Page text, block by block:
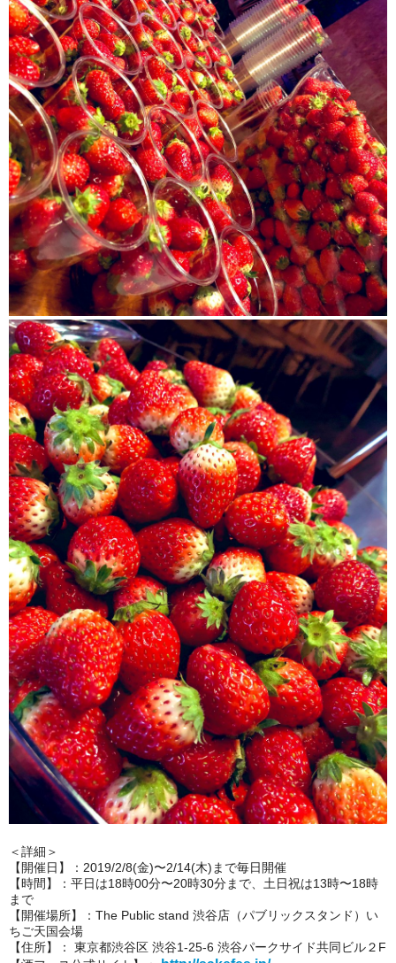
＜詳細＞
【開催日】：2019/2/8(金)〜2/14(木)まで毎日開催
【時間】：平日は18時00分〜20時30分まで、土日祝は13時〜18時
まで
【開催場所】：The Public stand 渋谷店（パブリックスタンド）い
ちご天国会場
【住所】： 東京都渋谷区 渋谷1-25-6 渋谷パークサイド共同ビル２F